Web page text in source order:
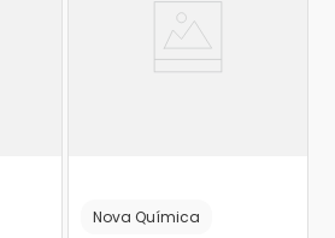
Nova Química